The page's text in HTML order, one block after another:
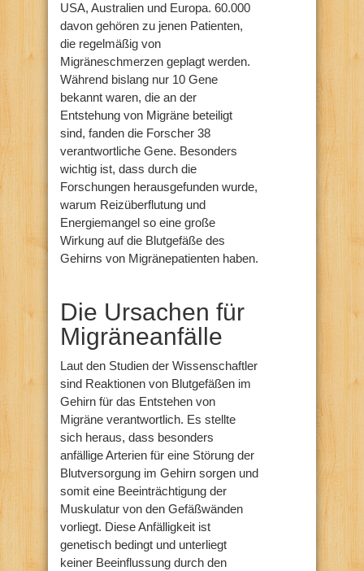
USA, Australien und Europa. 60.000
davon gehören zu jenen Patienten,
die regelmäßig von
Migräneschmerzen geplagt werden.
Während bislang nur 10 Gene
bekannt waren, die an der
Entstehung von Migräne beteiligt
sind, fanden die Forscher 38
verantwortliche Gene. Besonders
wichtig ist, dass durch die
Forschungen herausgefunden wurde,
warum Reizüberflutung und
Energiemangel so eine große
Wirkung auf die Blutgefäße des
Gehirns von Migränepatienten haben.
Die Ursachen für
Migräneanfälle
Laut den Studien der Wissenschaftler
sind Reaktionen von Blutgefäßen im
Gehirn für das Entstehen von
Migräne verantwortlich. Es stellte
sich heraus, dass besonders
anfällige Arterien für eine Störung der
Blutversorgung im Gehirn sorgen und
somit eine Beeinträchtigung der
Muskulatur von den Gefäßwänden
vorliegt. Diese Anfälligkeit ist
genetisch bedingt und unterliegt
keiner Beeinflussung durch den